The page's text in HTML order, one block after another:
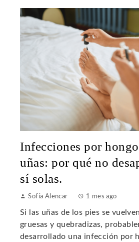
Infecciones por
uñas: por qué no
sí solas.
Sofía Alencar 1 mes ago
Si las uñas de los pies se
gruesas y quebradizas,
desarrollado una infección por